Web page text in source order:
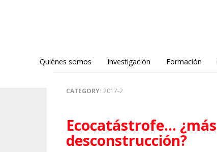
Quiénes somos Investigación Formación
CATEGORY:2017-2
Ecocatástrofe… ¿más allá de la
desconstrucción?